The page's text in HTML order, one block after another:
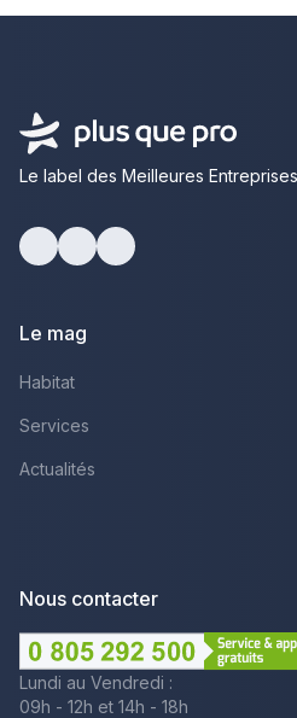
Le label des Meilleures
Le mag
Habitat
Services
Actualités
Nous contacter
Lundi au Vendredi :
09h - 12h et 14h - 18h